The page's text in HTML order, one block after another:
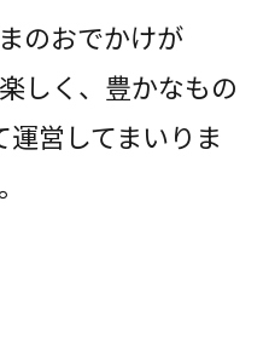
のおでかけが
しく、豊かなもの
運営してまいりま